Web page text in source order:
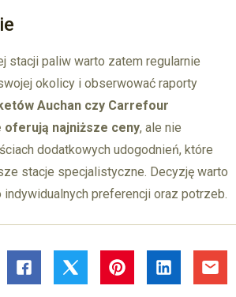
stacji paliw warto zatem regularnie
okolicy i obserwować raporty
Auchan czy Carrefour
najniższe ceny, ale nie
dodatkowych udogodnień, które
stacje specjalistyczne. Decyzję warto
preferencji oraz potrzeb.